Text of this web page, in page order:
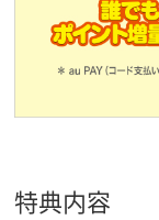
特典内容